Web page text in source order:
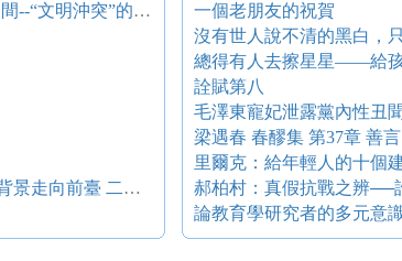
《共和·民主·憲政》摘要 15、殊別價值與普世價值之間--“文明沖突”的另一面
道德理想國的覆滅 第六章 1789-1792：盧梭思想從背景走向前臺 二、“法蘭西制憲之父”——西耶士轉述盧梭教義
一個老朋友的祝賀
沒有世人說不清的黑白，
總得有人去擦星星——給
詮賦第八
毛澤東寵妃泄露黨內性丑
梁遇春 春醪集 第37章 善言
里爾克：給年輕人的十個
郝柏村：真假抗戰之辨──
論教育學研究者的多元